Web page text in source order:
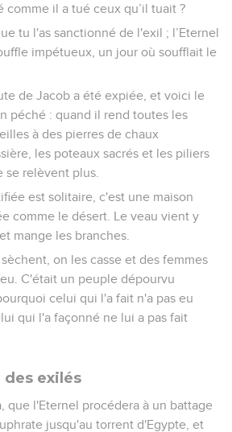
comme il a tué ceux qu’il tuait ?
tu l'as sanctionné de l'exil ; l’Eternel
impétueux, un jour où soufflait le
de Jacob a été expiée, et voici le
péché : quand il rend toutes les
à des pierres de chaux
les poteaux sacrés et les piliers
se relèvent plus.
est solitaire, c'est une maison
comme le désert. Le veau vient y
mange les branches.
on les casse et des femmes
C'était un peuple dépourvu
celui qui l'a fait n'a pas eu
qui l'a façonné ne lui a pas fait
exilés
que l'Eternel procédera à un battage
jusqu'au torrent d'Egypte, et